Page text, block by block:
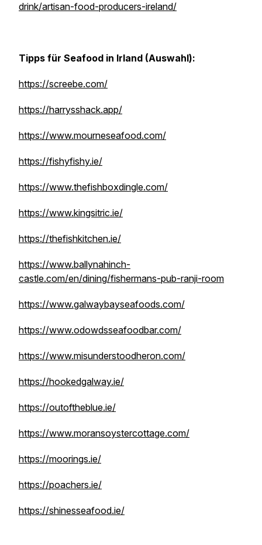
drink/artisan-food-producers-ireland/
Tipps für Seafood in Irland (Auswahl):
https://screebe.com/
https://harrysshack.app/
https://www.mourneseafood.com/
https://fishyfishy.ie/
https://www.thefishboxdingle.com/
https://www.kingsitric.ie/
https://thefishkitchen.ie/
https://www.ballynahinch-
castle.com/en/dining/fishermans-pub-ranji-room
https://www.galwaybayseafoods.com/
https://www.odowdsseafoodbar.com/
https://www.misunderstoodheron.com/
https://hookedgalway.ie/
https://outoftheblue.ie/
https://www.moransoystercottage.com/
https://moorings.ie/
https://poachers.ie/
https://shinesseafood.ie/